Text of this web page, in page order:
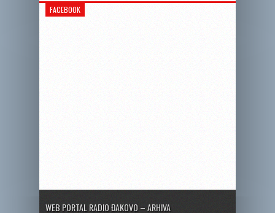
FACEBOOK
WEB PORTAL RADIO ĐAKOVO – ARHIVA